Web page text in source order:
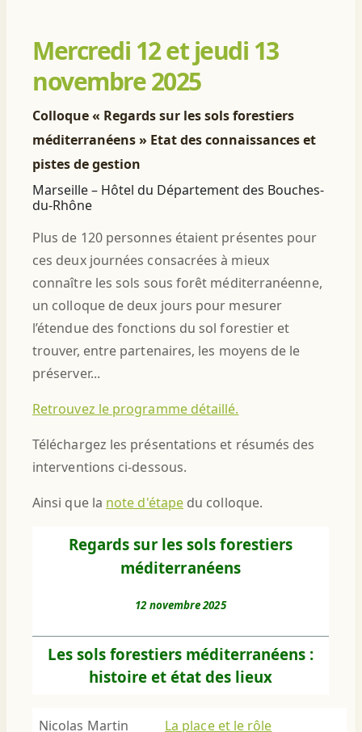
Mercredi 12 et jeudi 13
novembre 2025
Colloque « Regards sur les sols forestiers
méditerranéens » Etat des connaissances et
pistes de gestion
Marseille – Hôtel du Département des Bouches-
du-Rhône
Plus de 120 personnes étaient présentes pour
ces deux journées consacrées à mieux
connaître les sols sous forêt méditerranéenne,
un colloque de deux jours pour mesurer
l’étendue des fonctions du sol forestier et
trouver, entre partenaires, les moyens de le
préserver...
Retrouvez le programme détaillé.
Téléchargez les présentations et résumés des
interventions ci-dessous.
Ainsi que la note d'étape du colloque.
Regards sur les sols forestiers
méditerranéens
12 novembre 2025
Les sols forestiers méditerranéens :
histoire et état des lieux
Nicolas Martin
La place et le rôle